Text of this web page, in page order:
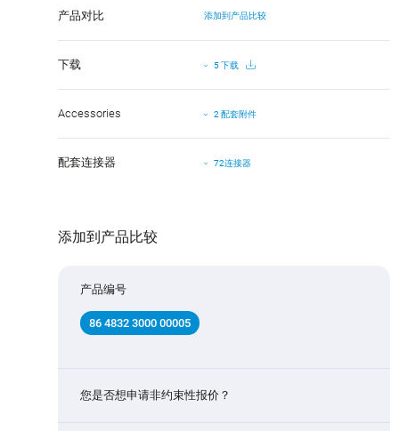
产品对比 添加到产品比较
下载 5 下载
Accessories 2 配套附件
配套连接器 72连接器
添加到产品比较
产品编号
86 4832 3000 00005
您是否想申请非约束性报价？